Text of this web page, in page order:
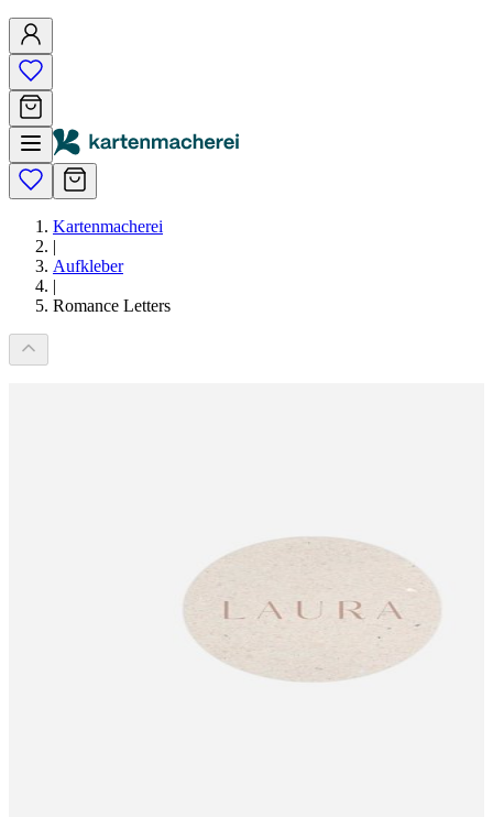
Kartenmacherei
|
Aufkleber
|
Romance Letters